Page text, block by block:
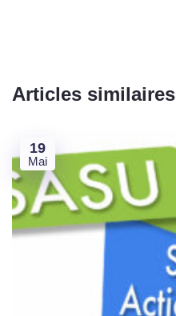
Articles similaires
19
Mai